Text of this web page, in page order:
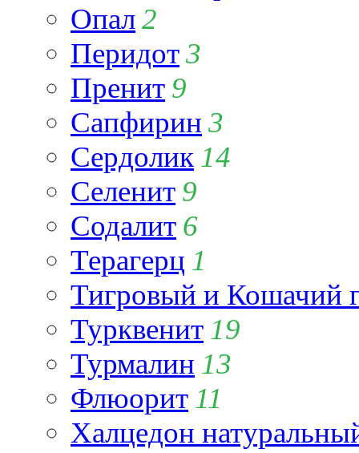
Опал2
Перидот3
Пренит 9
Сапфирин 3
Сердолик 14
Селенит 9
Содалит 6
Терагерц 1
Тигровый и Кошачий
Турквенит 19
Турмалин 13
Флюорит 11
Халцедон